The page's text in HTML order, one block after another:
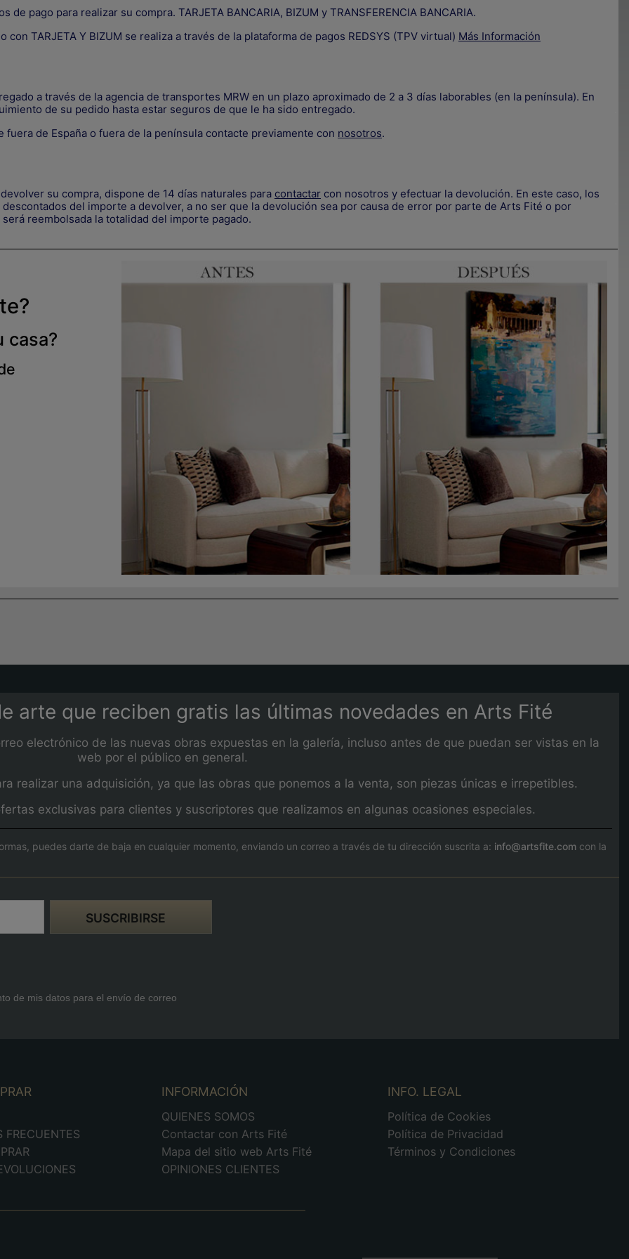
de pago para realizar su compra. TARJETA BANCARIA, BIZUM y TRANSFERENCIA BANCARIA.
con TARJETA Y BIZUM se realiza a través de la plataforma de pagos REDSYS (TPV virtual) Más Información
a través de la agencia de transportes MRW en un plazo aproximado de 2 a 3 días laborables (en la península). En
de su pedido hasta estar seguros de que le ha sido entregado.
fuera de España o fuera de la península contacte previamente con nosotros.
su compra, dispone de 14 días naturales para contactar con nosotros y efectuar la devolución. En este caso, los
del importe a devolver, a no ser que la devolución sea por causa de error por parte de Arts Fité o por
reembolsada la totalidad del importe pagado.
casa?
arte que reciben gratis las últimas novedades en Arts Fité
electrónico de las nuevas obras expuestas en la galería, incluso antes de que puedan ser vistas en la
web por el público en general.
realizar una adquisición, ya que las obras que ponemos a la venta, son piezas únicas e irrepetibles.
exclusivas para clientes y suscriptores que realizamos en algunas ocasiones especiales.
puedes darte de baja en cualquier momento, enviando un correo a través de tu dirección suscrita a: info@artsfite.com con la
de mis datos para el envío de correo
FRECUENTES
INFORMACIÓN
QUIENES SOMOS
Contactar con Arts Fité
Mapa del sitio web Arts Fité
OPINIONES CLIENTES
INFO. LEGAL
Política de Cookies
Política de Privacidad
Términos y Condiciones